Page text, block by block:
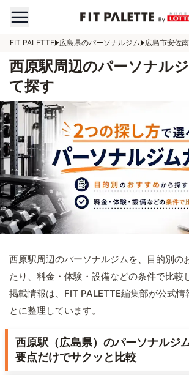
FIT PALETTE 広島県のパーソナルジム 広島市安佐
西原駅周辺のパーソナル
て探す
西原駅周辺のパーソナルジムを、目的別の
たり、料金・体験・設備などの条件で比較
掲載情報は、FIT PALETTE編集部が公式情
とに整理しています。
西原駅（広島県）のパーソナルジ
要点だけでサクッと比較